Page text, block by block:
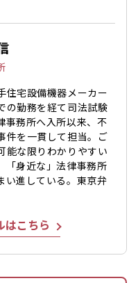
住宅設備機器メーカー
の勤務を経て司法試験
事務所へ入所以来、不
件を一貫して担当。ご
能な限りわかりやすい
「身近な」法律事務所
い進している。東京弁
はこちら